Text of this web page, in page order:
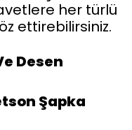
her türlü
ettirebilirsiniz.
Desen
Şapka